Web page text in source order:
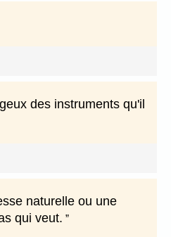
des instruments qu'il
naturelle ou une
qui veut.